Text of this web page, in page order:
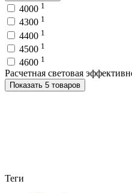
4000 1
4300 1
4400 1
4500 1
4600 1
Расчетная световая
Показать 5 товаров
Теги